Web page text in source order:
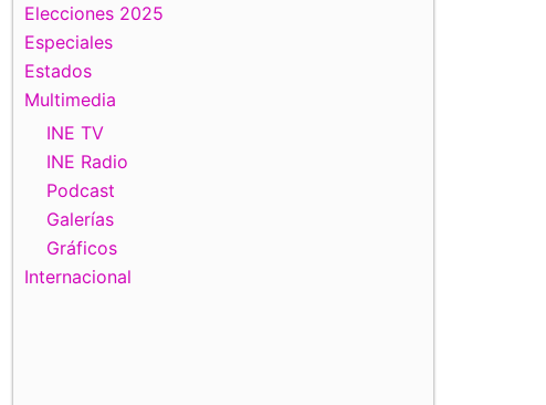
Elecciones 2025
Especiales
Estados
Multimedia
INE TV
INE Radio
Podcast
Galerías
Gráficos
Internacional